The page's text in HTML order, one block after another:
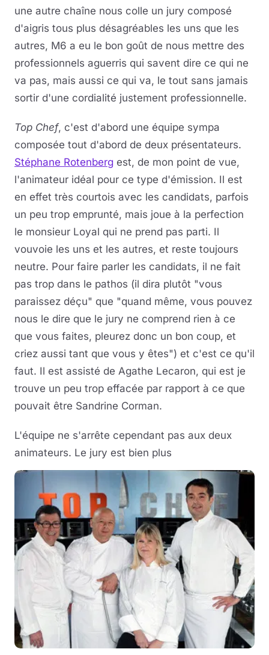
une autre chaîne nous colle un jury composé
d'aigris tous plus désagréables les uns que les
autres, M6 a eu le bon goût de nous mettre des
professionnels aguerris qui savent dire ce qui ne
va pas, mais aussi ce qui va, le tout sans jamais
sortir d'une cordialité justement professionnelle.
Top Chef, c'est d'abord une équipe sympa
composée tout d'abord de deux présentateurs.
Stéphane Rotenberg est, de mon point de vue,
l'animateur idéal pour ce type d'émission. Il est
en effet très courtois avec les candidats, parfois
un peu trop emprunté, mais joue à la perfection
le monsieur Loyal qui ne prend pas parti. Il
vouvoie les uns et les autres, et reste toujours
neutre. Pour faire parler les candidats, il ne fait
pas trop dans le pathos (il dira plutôt "vous
paraissez déçu" que "quand même, vous pouvez
nous le dire que le jury ne comprend rien à ce
que vous faites, pleurez donc un bon coup, et
criez aussi tant que vous y êtes") et c'est ce qu'il
faut. Il est assisté de Agathe Lecaron, qui est je
trouve un peu trop effacée par rapport à ce que
pouvait être Sandrine Corman.
L'équipe ne s'arrête cependant pas aux deux
animateurs. Le jury est bien plus